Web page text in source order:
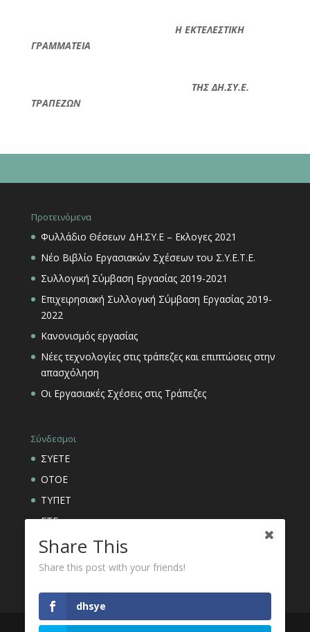
Η ΕΚΤΕΛΕΣΤΙΚΗ
ΓΡΑΜΜΑΤΕΙΑ
ΤΗΣ ΔΗ.ΣΥ.Ε.
ΤΡΑΠΕΖΩΝ
Προτεινόμενα
Φυλλάδιο Θέσεων ΔΗ.ΣΥ.Ε – Εκλογες 2021
Νέο Βιβλίο Εργασιακών Σχέσεων του Σ.Υ.Ε.Τ.Ε.
Συλλογική Σύμβαση Εργασίας 2019-2021
Επιχειρησιακή Συλλογική Σύμβαση Εργασίας 2019-
2022
Κανονισμός εργασίας
Νέες τεχνολογίες στις τράπεζες και επιπτώσεις στην
απασχόληση
Οι Εργασιακές Σχέσεις στις Τράπεζες
Σύνδεσμοι
ΣΥΕΤΕ
ΟΤΟΕ
ΤΥΠΕΤ
ΕΤΕ
ΑΣΦΑΛΙΣΤΙΚΟΙ ΟΡΓΑΝΙΣΜΟΙ ΕΤΕ
Share This
Share this post with your friends!
dhsye